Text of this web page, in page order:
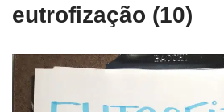
eutrofização (10)